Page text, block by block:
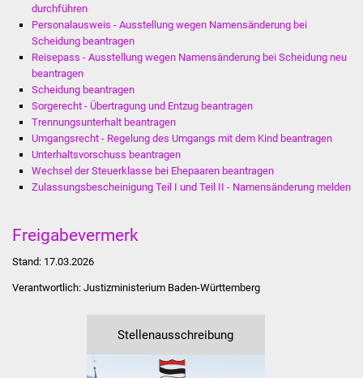
Partnerstädte
Projekte
Schulentwicklung Bizet
Sanierung Hallenbad
Sanierung Bizethalle
Bürger & Service
Was erledige ich wo
durchführen
Personalausweis - Ausstellung wegen Namensänderung bei
Scheidung beantragen
Reisepass - Ausstellung wegen Namensänderung bei Scheidung neu
beantragen
Scheidung beantragen
Sorgerecht - Übertragung und Entzug beantragen
Trennungsunterhalt beantragen
Umgangsrecht - Regelung des Umgangs mit dem Kind beantragen
Unterhaltsvorschuss beantragen
Wechsel der Steuerklasse bei Ehepaaren beantragen
Zulassungsbescheinigung Teil I und Teil II - Namensänderung melden
Freigabevermerk
Stand: 17.03.2026
Verantwortlich: Justizministerium Baden-Württemberg
Stellenausschreibung